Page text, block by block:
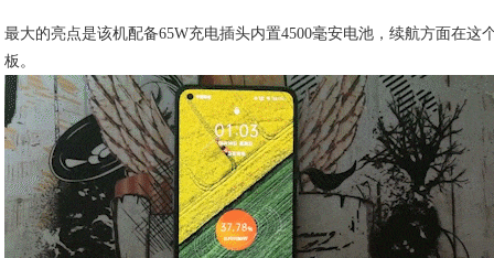
最大的亮点是该机配备65W充电插头内置4500毫安电池，续航方面在
板。